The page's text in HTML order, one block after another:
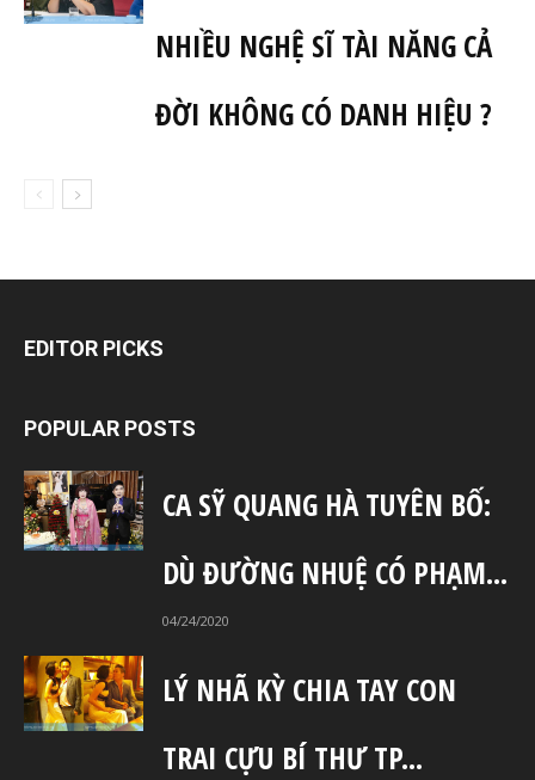
NHIỀU NGHỆ SĨ TÀI NĂNG CẢ
ĐỜI KHÔNG CÓ DANH HIỆU ?
EDITOR PICKS
POPULAR POSTS
CA SỸ QUANG HÀ TUYÊN BỐ:
DÙ ĐƯỜNG NHUỆ CÓ PHẠM...
04/24/2020
LÝ NHÃ KỲ CHIA TAY CON
TRAI CỰU BÍ THƯ TP...